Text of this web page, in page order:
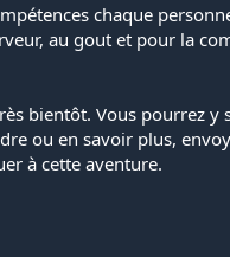
chaque
au gout et pour la
bientôt. Vous pourrez
ou en savoir plus,
à cette aventure.